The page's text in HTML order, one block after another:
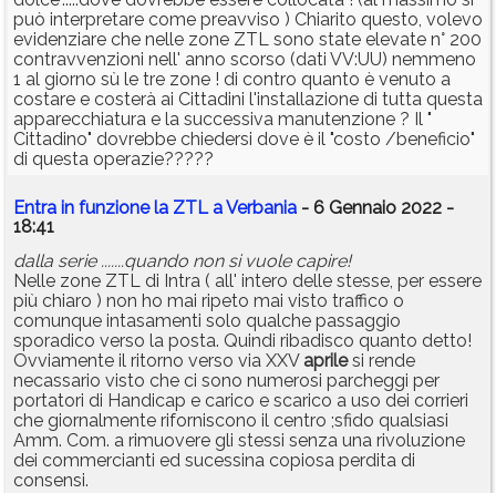
può interpretare come preavviso ) Chiarito questo, volevo
evidenziare che nelle zone ZTL sono state elevate n° 200
contravvenzioni nell' anno scorso (dati VV:UU) nemmeno
1 al giorno sù le tre zone ! di contro quanto è venuto a
costare e costerà ai Cittadini l'installazione di tutta questa
apparecchiatura e la successiva manutenzione ? Il "
Cittadino" dovrebbe chiedersi dove è il "costo /beneficio"
di questa operazie?????
Entra in funzione la ZTL a Verbania - 6 Gennaio 2022 -
18:41
dalla serie .......quando non si vuole capire!
Nelle zone ZTL di Intra ( all' intero delle stesse, per essere
più chiaro ) non ho mai ripeto mai visto traffico o
comunque intasamenti solo qualche passaggio
sporadico verso la posta. Quindi ribadisco quanto detto!
Ovviamente il ritorno verso via XXV aprilesi rende
necassario visto che ci sono numerosi parcheggi per
portatori di Handicap e carico e scarico a uso dei corrieri
che giornalmente riforniscono il centro ;sfido qualsiasi
Amm. Com. a rimuovere gli stessi senza una rivoluzione
dei commercianti ed sucessina copiosa perdita di
consensi.